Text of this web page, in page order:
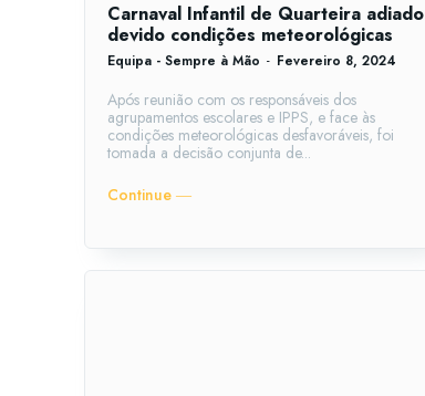
Carnaval Infantil de Quarteira adiado
devido condições meteorológicas
Equipa - Sempre à Mão - Fevereiro 8, 2024
Após reunião com os responsáveis dos
agrupamentos escolares e IPPS, e face às
condições meteorológicas desfavoráveis, foi
tomada a decisão conjunta de...
Continue ―